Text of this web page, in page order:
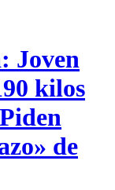
Joven
kilos
de